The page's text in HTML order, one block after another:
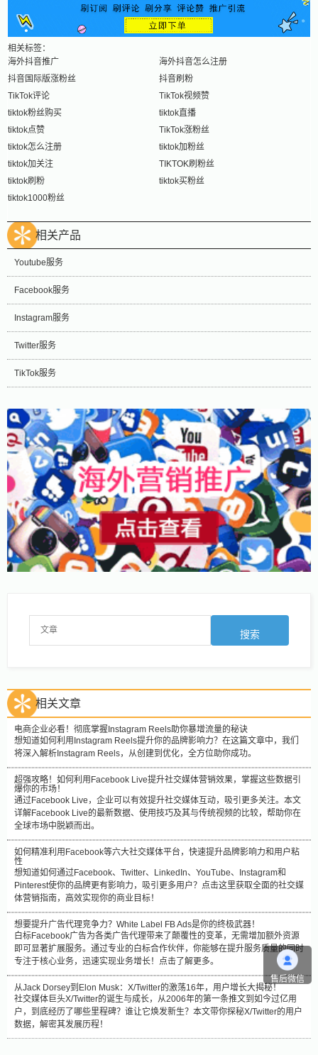
相关标签：
海外抖音推广
海外抖音怎么注册
抖音国际版涨粉丝
抖音刷粉
TikTok评论
TikTok视频赞
tiktok粉丝购买
tiktok直播
tiktok点赞
TikTok涨粉丝
tiktok怎么注册
tiktok加粉丝
tiktok加关注
TIKTOK刷粉丝
tiktok刷粉
tiktok买粉丝
tiktok1000粉丝
相关产品
Youtube服务
Facebook服务
Instagram服务
Twitter服务
TikTok服务
相关文章
电商企业必看！彻底掌握Instagram Reels助你暴增流量的秘诀
想知道如何利用Instagram Reels提升你的品牌影响力？在这篇文章中，我们
将深入解析Instagram Reels，从创建到优化，全方位助你成功。
超强攻略！如何利用Facebook Live提升社交媒体营销效果，掌握这些数据引
爆你的市场！
通过Facebook Live，企业可以有效提升社交媒体互动，吸引更多关注。本文
详解Facebook Live的最新数据、使用技巧及其与传统视频的比较，帮助你在
全球市场中脱颖而出。
如何精准利用Facebook等六大社交媒体平台，快速提升品牌影响力和用户粘
性
想知道如何通过Facebook、Twitter、LinkedIn、YouTube、Instagram和
Pinterest使你的品牌更有影响力，吸引更多用户？点击这里获取全面的社交媒
体营销指南，高效实现你的商业目标！
想要提升广告代理竞争力？White Label FB Ads是你的终极武器！
白标Facebook广告为各类广告代理带来了颠覆性的变革，无需增加额外资源
即可显著扩展服务。通过专业的白标合作伙伴，你能够在提升服务质量的同时
专注于核心业务，迅速实现业务增长！点击了解更多。
从Jack Dorsey到Elon Musk：X/Twitter的激荡16年，用户增长大揭秘！
社交媒体巨头X/Twitter的诞生与成长，从2006年的第一条推文到如今过亿用
户，到底经历了哪些里程碑？谁让它焕发新生？本文带你探秘X/Twitter的用户
数据，解密其发展历程！
售后微信